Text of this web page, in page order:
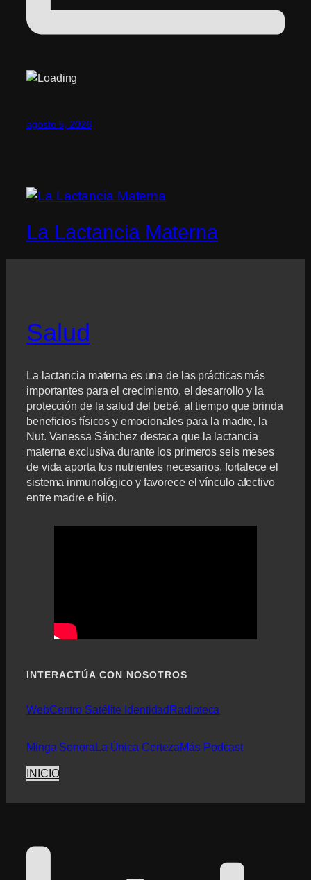
agosto 5, 2026
La Lactancia Materna
Salud
La lactancia materna es una de las prácticas más
importantes para el crecimiento, el desarrollo y la
protección de la salud del bebé, al tiempo que brinda
beneficios físicos y emocionales para la madre, la
Nut. Vanessa Sánchez destaca que la lactancia
materna exclusiva durante los primeros seis meses
de vida aporta los nutrientes necesarios, fortalece el
sistema inmunológico y favorece el vínculo afectivo
entre madre e hijo.
INTERACTÚA CON NOSOTROS
WebCentro Satélite IdentidadRadioteca
Minga SonoraLa Única CertezaMás Podcast
INICIO